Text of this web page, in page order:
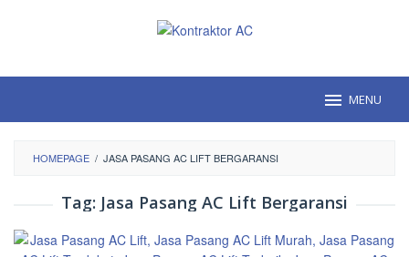
MENU
HOMEPAGE / JASA PASANG AC LIFT BERGARANSI
Tag: Jasa Pasang AC Lift Bergaransi